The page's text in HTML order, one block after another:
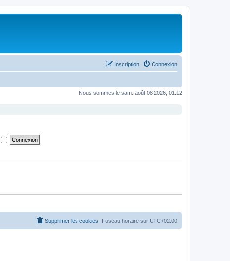
Connexion
Inscription
Nous sommes le sam. août 08 2026, 01:12
Fuseau horaire sur UTC+02:00
Supprimer les cookies